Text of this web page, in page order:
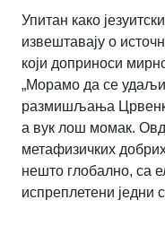
Упитан како
извештавају о
који доприноси
„Морамо да се
размишљања
а вук лош момак.
метафизичких
нешто глобално, са
испреплетени једни